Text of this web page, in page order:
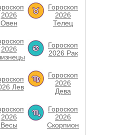
2026
Овен
Гороскоп
2026
Телец
2026
Гороскоп
2026 Рак
Лев
Гороскоп
2026
Дева
2026
Весы
Гороскоп
2026
Скорпион